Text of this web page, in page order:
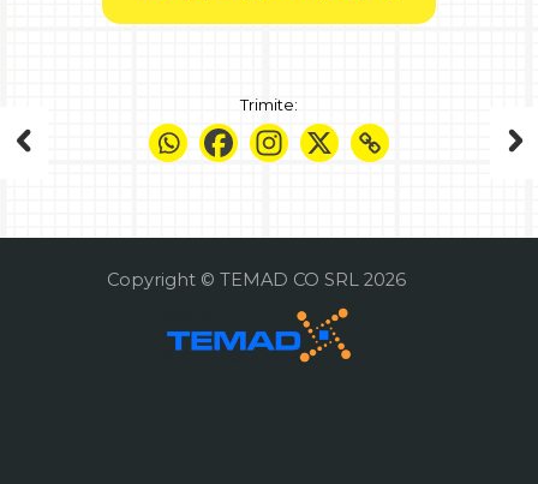
Trimite:
Copyright © TEMAD CO SRL 2026